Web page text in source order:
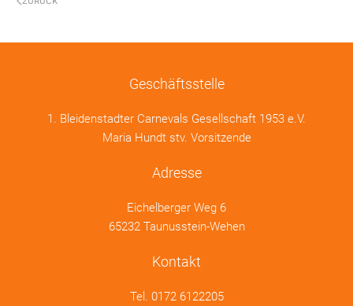
Geschäftsstelle
1. Bleidenstadter Carnevals Gesellschaft 1953 e.V.
Maria Hundt stv. Vorsitzende
Adresse
Eichelberger Weg 6
65232 Taunusstein-Wehen
Kontakt
Tel. 0172 6122205